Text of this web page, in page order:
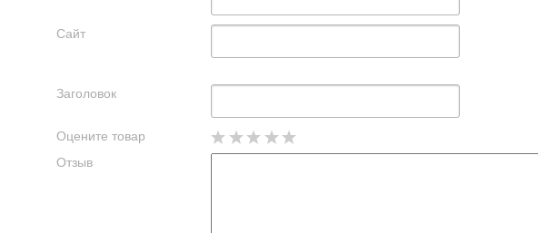
Сайт
Заголовок
Оцените товар
Отзыв